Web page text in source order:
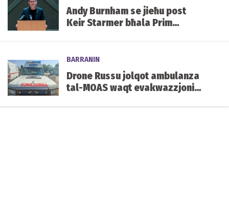
Andy Burnham se jieħu post
Keir Starmer bħala Prim
BARRANIN
Drone Russu jolqot ambulanza
tal-MOAS waqt evakwazzjoni